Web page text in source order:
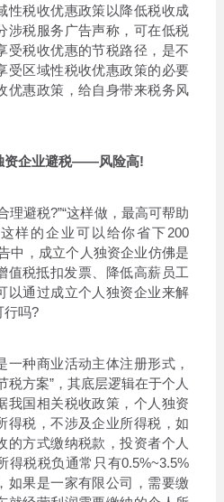
性税收优惠政策以降低税收成
涉税服务广告声称，可在低税
受税收优惠的节税路径，是不
受区域性税收优惠政策的必要
优惠政策，给自身带来税务风
企业避税——风险高!
避税?”“这样做，最高可帮助
样的企业可以给你省下200
中，成立个人独资企业仿佛是
税抵扣发票、降低高薪员工
以通过成立个人独资企业来解
行吗?
种商业活动主体注册形式，
税方案”，其底层逻辑在于个人
我国相关税收政策，个人独资
得税，不涉及企业所得税，如
的方式缴纳税款，投资者个人
得税税负通常只有0.5%~3.5%
如果是一家有限公司，需要缴